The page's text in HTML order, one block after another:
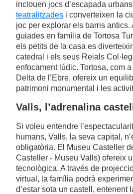
inclouen jocs d’escapada
teatralitzades i converteixen la
joc per explorar els barris antics.
guiades en família de Tortosa
els petits de la casa es
catedral i els seus Reials
enfocament lúdic. Tortosa, com a
Delta de l’Ebre, ofereix un
patrimoni monumental i les
Valls, l’adrenalina
Si voleu entendre
humans, Valls, la seva capital,
obligatòria. El Museu Casteller
Casteller - Museu Valls) ofereix
tecnològica. A través de
virtual, la família podrà
d’estar sota un castell, entenent